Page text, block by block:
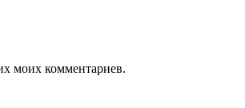
моих комментариев.